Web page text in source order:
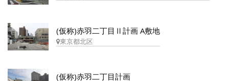
(仮称)赤羽二丁目Ⅱ計画 A敷地
東京都北区
(仮称)赤羽二丁目計画